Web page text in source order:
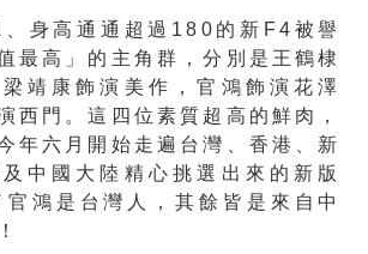
身高通通超過180的新F4被譽
最高」的主角群，分別是王鶴棣
靖康飾演美作，官鴻飾演花澤
西門。這四位素質超高的鮮肉，
年六月開始走遍台灣、香港、新
中國大陸精心挑選出來的新版
鴻是台灣人，其餘皆是來自中